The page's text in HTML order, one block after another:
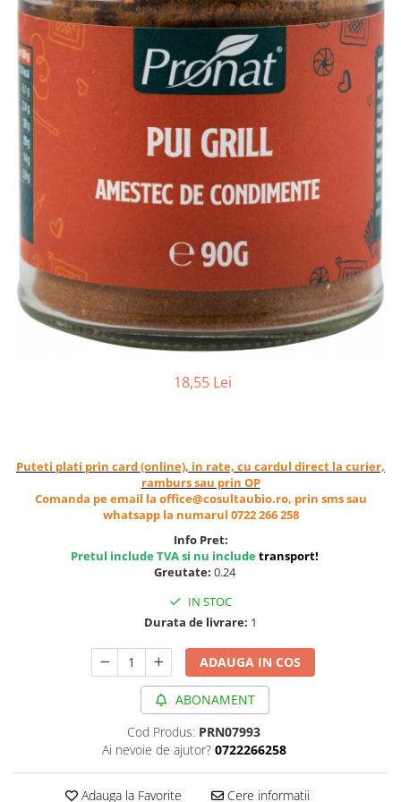
Ceai vrac
Ceaiuri diverse si accesorii
Bauturi
Apa
Sucuri
Vinuri, bere si alte bauturi
Siropuri naturale
Energizante
Carbogazoase
Siropuri Bio
Cacao si inlocuitori
Seminte bio pentru germinat
Seminte din plante oleaginoase
Superalimente bio
Bauturi vegetale
Orez, Faina si Premixuri
Produse din carne
Leguminoase si seminte
Fermenti si gelifianti
Produse din soia
Sare si inlocuitori
18,55 Lei
Puteti plati prin card (online), in rate, cu cardul direct la curier,
ramburs sau prin OP
Comanda pe email la office@cosultaubio.ro, prin sms sau
whatsapp la numarul 0722 266 258
Info Pret:
Pretul include TVA si nu includetransport!
Greutate: 0.24
IN STOC
Durata de livrare: 1
ADAUGA IN COS
ABONAMENT
Cod Produs: PRN07993
Ai nevoie de ajutor? 0722266258
Adauga la Favorite Cere informatii